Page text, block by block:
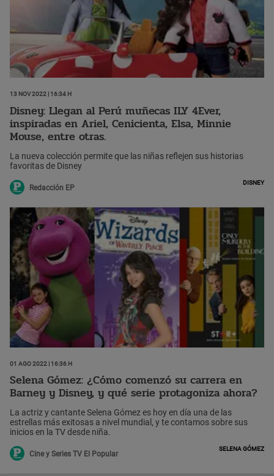
13 Nov 2022 | 16:34 h
Disney: Llegan al Perú muñecas ILY 4Ever,
inspiradas en Ariel, Cenicienta, Elsa, Minnie
Mouse, entre otras.
La nueva colección permite que las niñas reflejen sus historias
favoritas de Disney
Redacción EP
Disney
01 Ago 2022 | 16:36 h
Selena Gómez: ¿Cómo comenzó su carrera en
Barney y Disney, y qué serie protagoniza ahora?
La actriz y cantante Selena Gómez es hoy en día una de las
estrellas más exitosas a nivel mundial, y te contamos sobre sus
inicios en la TV desde niña.
Cine y Series TV El Popular
Selena Gómez